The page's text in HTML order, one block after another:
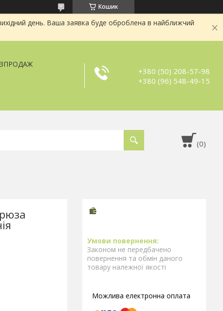
Кошик
день. Ваша заявка буде оброблена в найближчий
+380 (50) 208-57-98
+380 (96) 548-49-15
Законом не передбачено
повернення та обмін даного
товару належної якості